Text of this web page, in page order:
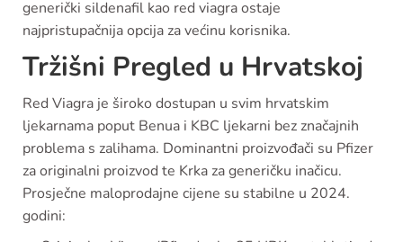
generički sildenafil kao red viagra ostaje
najpristupačnija opcija za većinu korisnika.
Tržišni Pregled u Hrvatskoj
Red Viagra je široko dostupan u svim hrvatskim
ljekarnama poput Benua i KBC ljekarni bez značajnih
problema s zalihama. Dominantni proizvođači su Pfizer
za originalni proizvod te Krka za generičku inačicu.
Prosječne maloprodajne cijene su stabilne u 2024.
godini: